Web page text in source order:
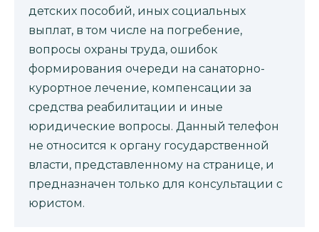
детских пособий, иных социальных
выплат, в том числе на погребение,
вопросы охраны труда, ошибок
формирования очереди на санаторно-
курортное лечение, компенсации за
средства реабилитации и иные
юридические вопросы. Данный телефон
не относится к органу государственной
власти, представленному на странице, и
предназначен только для консультации с
юристом.